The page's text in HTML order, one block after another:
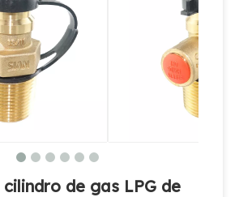
Válvula de GLP de botella de gas de aleación de cobre
de gas LPG de